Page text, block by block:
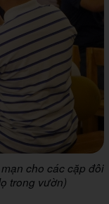
cho các cặp đôi
trong vườn)